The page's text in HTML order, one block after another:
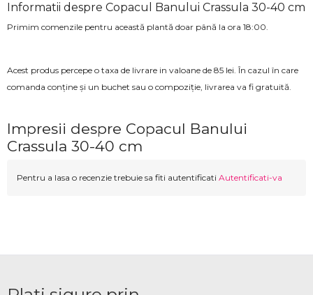
Informatii despre Copacul Banului Crassula 30-40 cm
Primim comenzile pentru această plantă doar până la ora 18:00.
Acest produs percepe o taxa de livrare in valoane de 85 lei. În cazul în care
comanda conține și un buchet sau o compoziție, livrarea va fi gratuită.
Impresii despre Copacul Banului
Crassula 30-40 cm
Pentru a lasa o recenzie trebuie sa fiti autentificati Autentificati-va